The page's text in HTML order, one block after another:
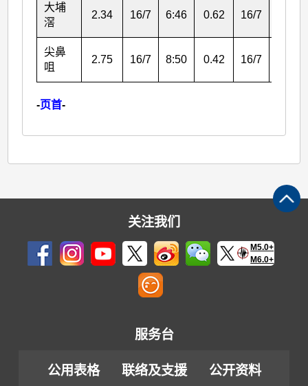
大埔
滘
2.34 16/7 6:46 0.62 16/7
尖鼻
咀
2.75 16/7 8:50 0.42 16/7
-页首-
关注我们
M5.0+
M6.0+
服务台
公用表格 联络及支援
公开资料